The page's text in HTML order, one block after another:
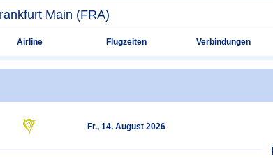
Main (FRA)
Airline Flugzeiten Verbindungen
Fr., 14. August 2026